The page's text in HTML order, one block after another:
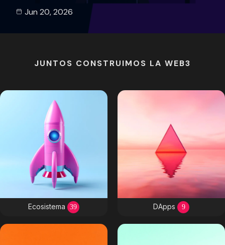
Ene 11, 2026
JUNTOS CONSTRUIMOS LA WEB3
Ecosistema 39 DApps 9